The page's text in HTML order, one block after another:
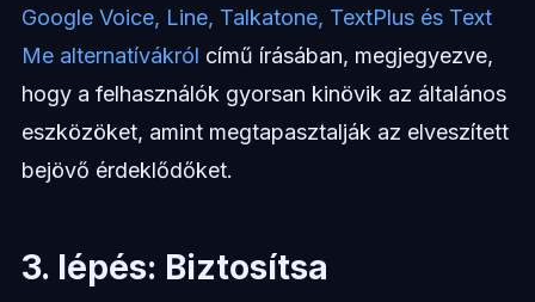
Google Voice, Line, Talkatone, TextPlus és Text
Me alternatívákról című írásában, megjegyezve,
hogy a felhasználók gyorsan kinövik az általános
eszközöket, amint megtapasztalják az elveszített
bejövő érdeklődőket.
3. lépés: Biztosítsa